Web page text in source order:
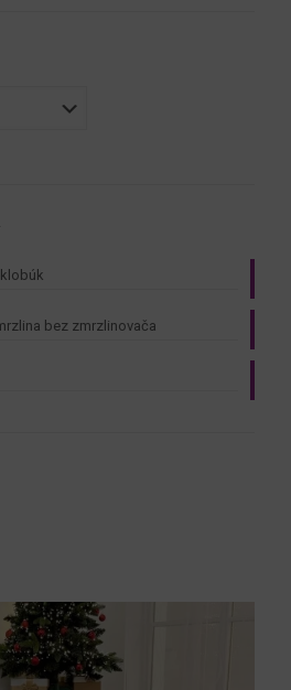
bez zmrzlinovača